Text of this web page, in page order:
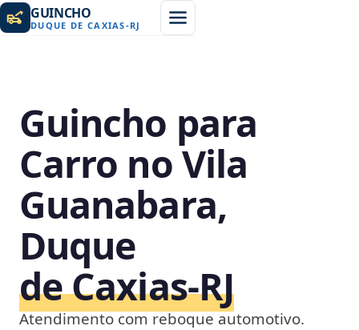
GUINCHO
DUQUE DE CAXIAS-RJ
Guincho para
Carro no Vila
Guanabara,
Duque
de Caxias‑RJ
Atendimento com reboque automotivo.